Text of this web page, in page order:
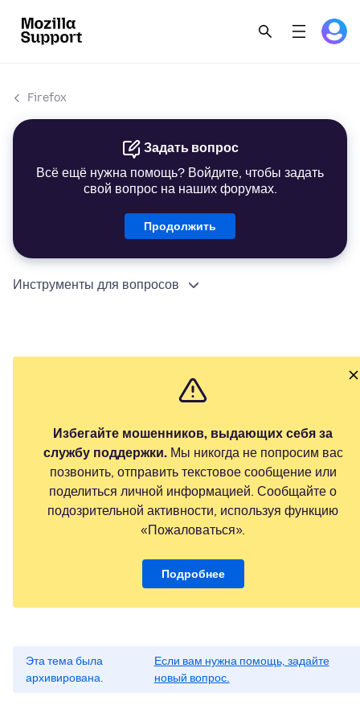
Firefox
Задать вопрос
Всё ещё нужна помощь? Войдите, чтобы задать
свой вопрос на наших форумах.
Продолжить
Инструменты для вопросов
Избегайте мошенников, выдающих себя за
службу поддержки.Мы никогда не попросим вас
позвонить, отправить текстовое сообщение или
поделиться личной информацией. Сообщайте о
подозрительной активности, используя функцию
«Пожаловаться».
Подробнее
Эта тема была
архивирована.
Если вам нужна помощь, задайте
новый вопрос.